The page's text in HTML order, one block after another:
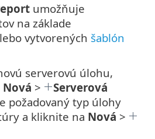
umožňuje
na základe
vytvorených šablón
serverovú úlohu,
Nová >
Serverová
požadovaný typ úlohy
a kliknite na Nová >